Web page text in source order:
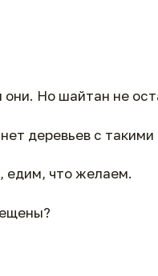
они. Но шайтан не
деревьев с
едим, что желаем.